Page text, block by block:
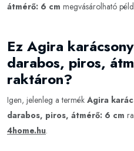
átmérő: 6 cm megvásárolható
Ez Agira
darabos, piros,
raktáron?
Igen, jelenleg a termék Agira
darabos, piros, átmérő: 6 cm
4home.hu.